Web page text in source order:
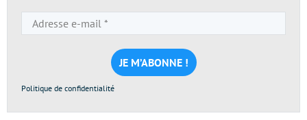
e-
mail
*
Politique de confidentialité